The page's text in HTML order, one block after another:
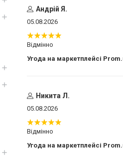
Андрій Я.
05.08.2026
Відмінно
Угода на маркетплейсі
Никита Л.
05.08.2026
Відмінно
Угода на маркетплейсі